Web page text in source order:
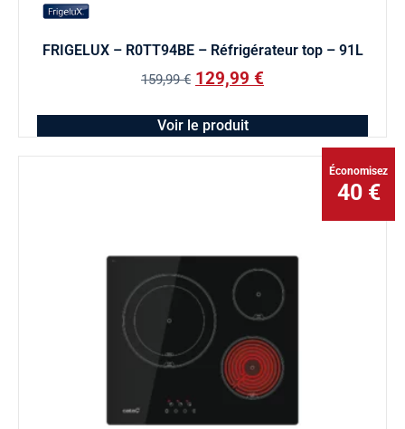
FRIGELUX – R0TT94BE – Réfrigérateur top – 91L
159,99€ 129,99 €
Voir le produit
Économisez
40 €